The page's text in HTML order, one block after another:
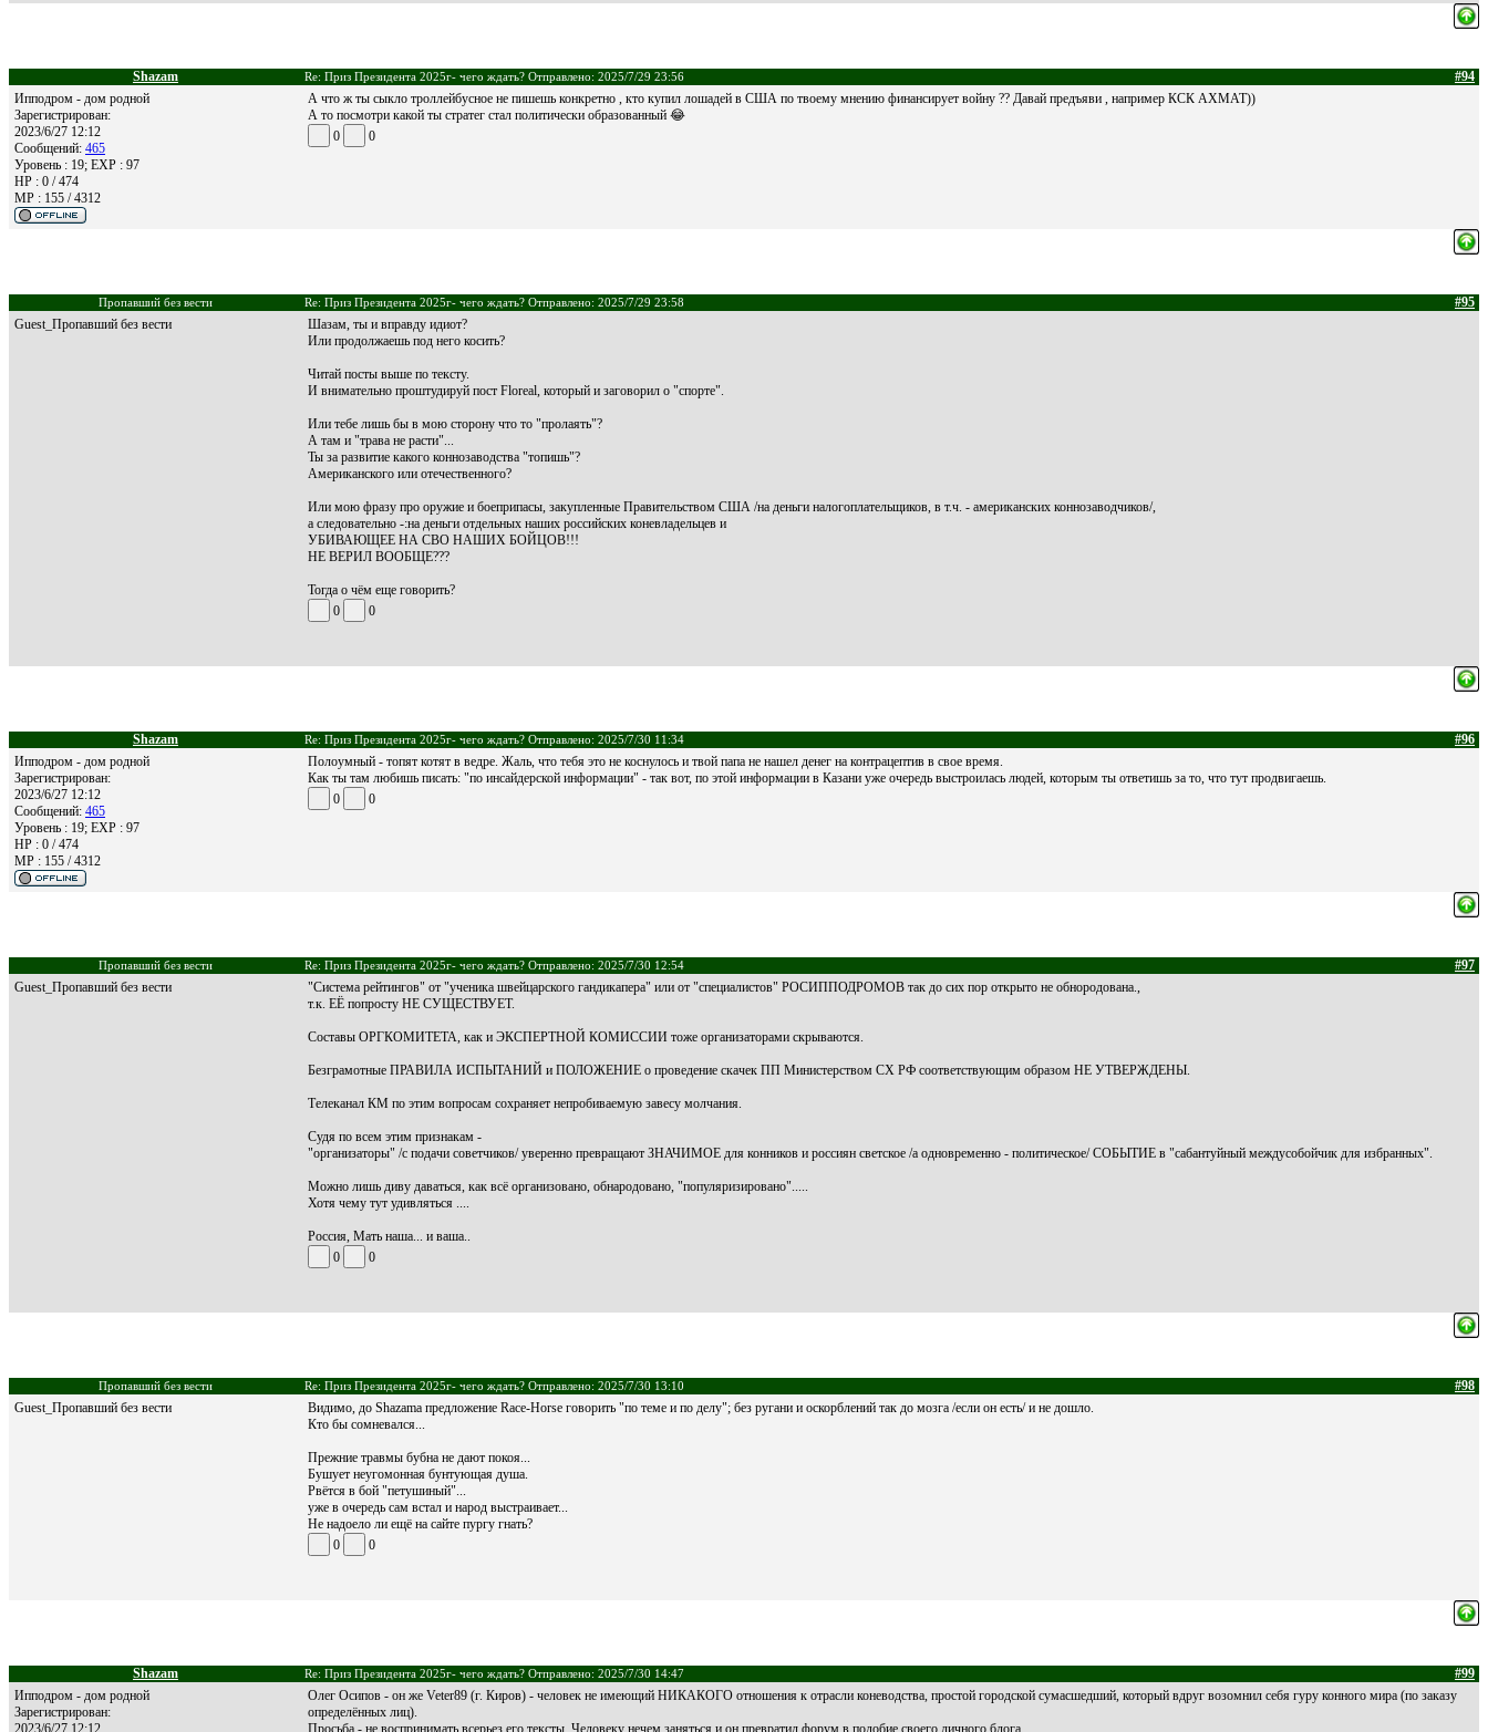
Shazam Re: Приз Президента 2025г- чего ждать? Отправлено: 2025/7/29 23:56
#94
Ипподром - дом родной
Зарегистрирован:
2023/6/27 12:12
Сообщений: 465
Уровень : 19; EXP : 97
HP : 0 / 474
MP : 155 / 4312
А что ж ты сыкло троллейбусное не пишешь конкретно , кто купил лошадей в США по твоему мнению финансирует войну ?? Давай предъяви , например КСК АХМАТ))
А то посмотри какой ты стратег стал политически образованный 😂
0
0
Пропавший без вести Re: Приз Президента 2025г- чего ждать? Отправлено: 2025/7/29 23:58
#95
Guest_Пропавший без вести
Шазам, ты и вправду идиот?
Или продолжаешь под него косить?
Читай посты выше по тексту.
И внимательно проштудируй пост Floreal, который и заговорил о "спорте".
Или тебе лишь бы в мою сторону что то "пролаять"?
А там и "трава не расти"...
Ты за развитие какого коннозаводства "топишь"?
Американского или отечественного?
Или мою фразу про оружие и боеприпасы, закупленные Правительством США /на деньги налогоплательщиков, в т.ч. - американских коннозаводчиков/,
а следовательно -:на деньги отдельных наших российских коневладельцев и
УБИВАЮЩЕЕ НА СВО НАШИХ БОЙЦОВ!!!
НЕ ВЕРИЛ ВООБЩЕ???
Тогда о чём еще говорить?
0
0
Shazam Re: Приз Президента 2025г- чего ждать? Отправлено: 2025/7/30 11:34
#96
Ипподром - дом родной
Зарегистрирован:
2023/6/27 12:12
Сообщений: 465
Уровень : 19; EXP : 97
HP : 0 / 474
MP : 155 / 4312
Полоумный - топят котят в ведре. Жаль, что тебя это не коснулось и твой папа не нашел денег на контрацептив в свое время.
Как ты там любишь писать: "по инсайдерской информации" - так вот, по этой информации в Казани уже очередь выстроилась людей, которым ты ответишь за то, что тут продвигаешь.
0
0
Пропавший без вести Re: Приз Президента 2025г- чего ждать? Отправлено: 2025/7/30 12:54
#97
Guest_Пропавший без вести
"Система рейтингов" от "ученика швейцарского гандикапера" или от "специалистов" РОСИППОДРОМОВ так до сих пор открыто не обнородована.,
т.к. ЕЁ попросту НЕ СУЩЕСТВУЕТ.
Составы ОРГКОМИТЕТА, как и ЭКСПЕРТНОЙ КОМИССИИ тоже организаторами скрываются.
Безграмотные ПРАВИЛА ИСПЫТАНИЙ и ПОЛОЖЕНИЕ о проведение скачек ПП Министерством СХ РФ соответствующим образом НЕ УТВЕРЖДЕНЫ.
Телеканал КМ по этим вопросам сохраняет непробиваемую завесу молчания.
Судя по всем этим признакам -
"организаторы" /с подачи советчиков/ уверенно превращают ЗНАЧИМОЕ для конников и россиян светское /а одновременно - политическое/ СОБЫТИЕ в "сабантуйный междусобойчик для избранных".
Можно лишь диву даваться, как всё организовано, обнародовано, "популяризировано".....
Хотя чему тут удивляться ....
Россия, Мать наша... и ваша..
0
0
Пропавший без вести Re: Приз Президента 2025г- чего ждать? Отправлено: 2025/7/30 13:10
#98
Guest_Пропавший без вести
Видимо, до Shazamа предложение Race-Horse говорить "по теме и по делу"; без ругани и оскорблений так до мозга /если он есть/ и не дошло.
Кто бы сомневался...
Прежние травмы бубна не дают покоя...
Бушует неугомонная бунтующая душа.
Рвётся в бой "петушиный"...
уже в очередь сам встал и народ выстраивает...
Не надоело ли ещё на сайте пургу гнать?
0
0
Shazam Re: Приз Президента 2025г- чего ждать? Отправлено: 2025/7/30 14:47
#99
Ипподром - дом родной
Зарегистрирован:
2023/6/27 12:12
Олег Осипов - он же Veter89 (г. Киров) - человек не имеющий НИКАКОГО отношения к отрасли коневодства, простой городской сумасшедший, который вдруг возомнил себя гуру конного мира (по заказу
определённых лиц).
Просьба - не воспринимать всерьез его тексты. Человеку нечем заняться и он превратил форум в подобие своего личного блога.